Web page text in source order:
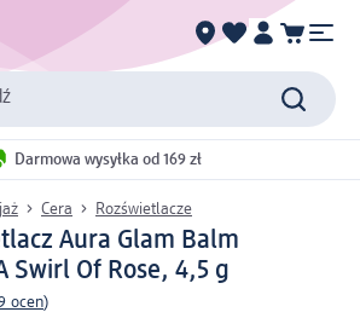
Darmowa wysyłka od 169 zł
Cera Rozświetlacze
Aura Glam Balm
Swirl Of Rose, 4,5 g
ocen)